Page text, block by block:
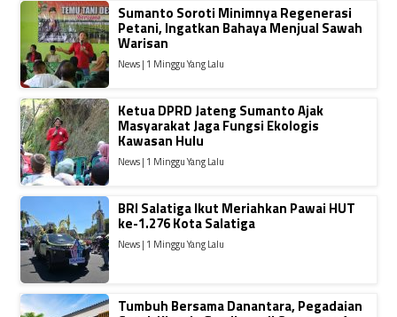
Sumanto Soroti Minimnya Regenerasi
Petani, Ingatkan Bahaya Menjual Sawah
Warisan
News | 1 Minggu Yang Lalu
Ketua DPRD Jateng Sumanto Ajak
Masyarakat Jaga Fungsi Ekologis
Kawasan Hulu
News | 1 Minggu Yang Lalu
BRI Salatiga Ikut Meriahkan Pawai HUT
ke-1.276 Kota Salatiga
News | 1 Minggu Yang Lalu
Tumbuh Bersama Danantara, Pegadaian